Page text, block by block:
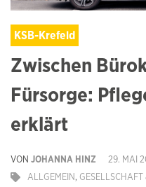
KSB-Krefeld
Zwischen
Fürsorge:
erklärt
VON JOHANNA HINZ
29. MAI
ALLGEMEIN,